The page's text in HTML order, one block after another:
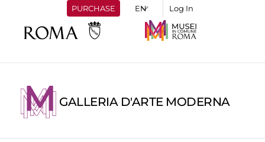
PURCHASE Log In
GALLERIA D'ARTE MODERNA